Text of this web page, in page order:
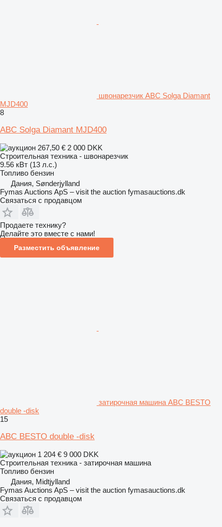
швонарезчик ABC Solga Diamant
MJD400
8
ABC Solga Diamant MJD400
267,50 € 2 000 DKK
Строительная техника - швонарезчик
9.56 кВт (13 л.с.)
Топливо бензин
Дания, Sønderjylland
Fymas Auctions ApS – visit the auction fymasauctions.dk
Связаться с продавцом
Продаете технику?
Делайте это вместе с нами!
Разместить объявление
затирочная машина ABC BESTO
double -disk
15
ABC BESTO double -disk
1 204 € 9 000 DKK
Строительная техника - затирочная машина
Топливо бензин
Дания, Midtjylland
Fymas Auctions ApS – visit the auction fymasauctions.dk
Связаться с продавцом